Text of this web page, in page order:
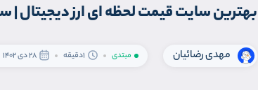
بهترین سایت قیمت لحظه ای ارز دیجیتال |
مهدی رضائیان مبتدی 1دقیقه 28 دی 1402